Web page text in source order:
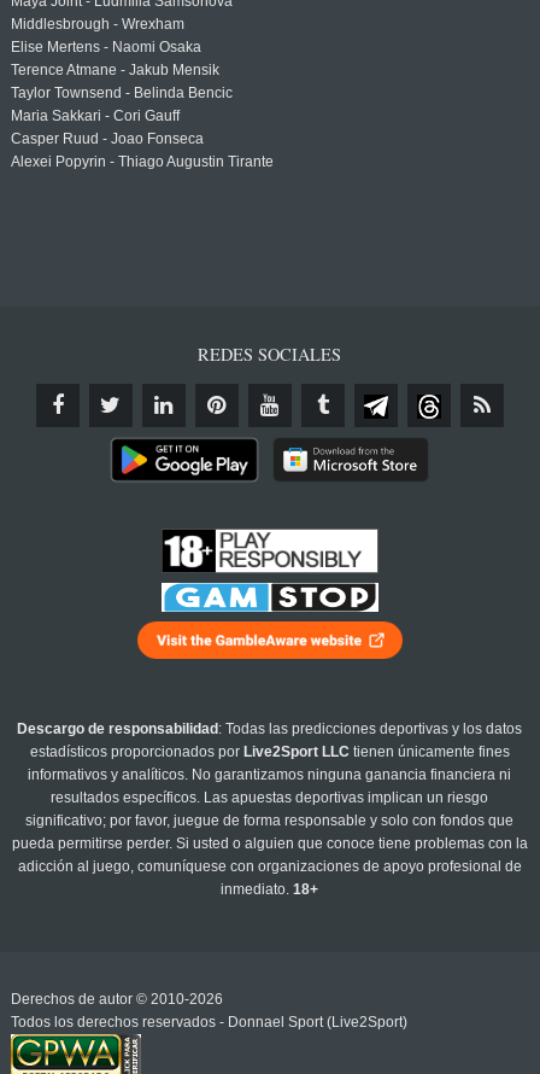
Middlesbrough - Wrexham
Elise Mertens - Naomi Osaka
Terence Atmane - Jakub Mensik
Taylor Townsend - Belinda Bencic
Maria Sakkari - Cori Gauff
Casper Ruud - Joao Fonseca
Alexei Popyrin - Thiago Augustin Tirante
REDES SOCIALES
Descargo de responsabilidad : Todas las predicciones deportivas y los datos
estadísticos proporcionados por Live2Sport LLC tienen únicamente fines
informativos y analíticos. No garantizamos ninguna ganancia financiera ni
resultados específicos. Las apuestas deportivas implican un riesgo
significativo; por favor, juegue de forma responsable y solo con fondos que
pueda permitirse perder. Si usted o alguien que conoce tiene problemas con la
adicción al juego, comuníquese con organizaciones de apoyo profesional de
inmediato.18+
Derechos de autor © 2010-2026
Todos los derechos reservados - Donnael Sport (Live2Sport)